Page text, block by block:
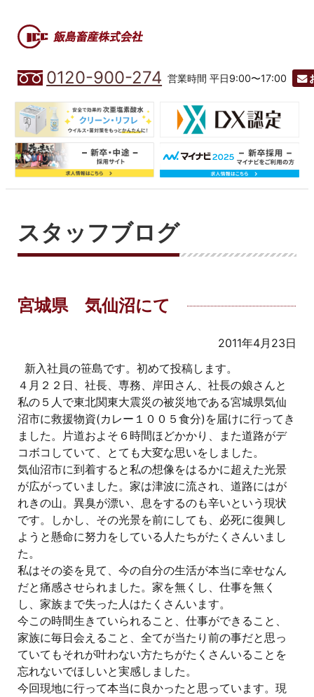
0120-900-274 営業時間 平日9:00〜17:00
スタッフブログ
宮城県 気仙沼にて
2011年4月23日
新入社員の笹島です。初めて投稿します。
４月２２日、社長、専務、岸田さん、社長の娘さんと
私の５人で東北関東大震災の被災地である宮城県気仙
沼市に救援物資(カレー１００５食分)を届けに行ってき
ました。片道およそ６時間ほどかかり、また道路がデ
コボコしていて、とても大変な思いをしました。
気仙沼市に到着すると私の想像をはるかに超えた光景
が広がっていました。家は津波に流され、道路にはが
れきの山。異臭が漂い、息をするのも辛いという現状
です。しかし、その光景を前にしても、必死に復興し
ようと懸命に努力をしている人たちがたくさんいまし
た。
私はその姿を見て、今の自分の生活が本当に幸せなん
だと痛感させられました。家を無くし、仕事を無く
し、家族まで失った人はたくさんいます。
今この時間生きていられること、仕事ができること、
家族に毎日会えること、全てが当たり前の事だと思っ
ていてもそれが叶わない方たちがたくさんいることを
忘れないでほしいと実感しました。
今回現地に行って本当に良かったと思っています。現